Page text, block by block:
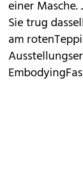
einer
Sie trug
am